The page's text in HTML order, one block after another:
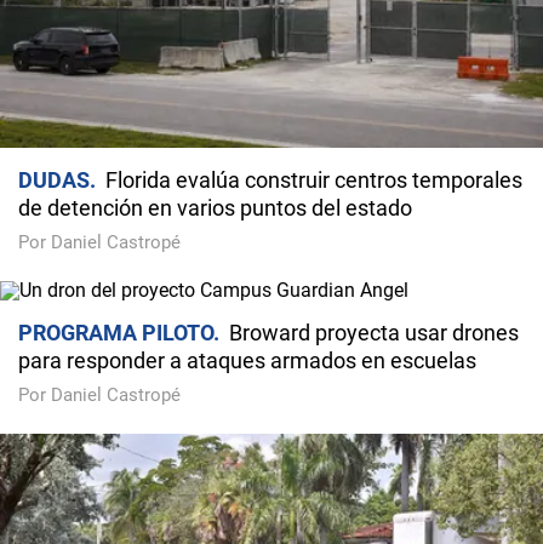
DUDAS
Florida evalúa construir centros temporales
de detención en varios puntos del estado
Por Daniel Castropé
PROGRAMA PILOTO
Broward proyecta usar drones
para responder a ataques armados en escuelas
Por Daniel Castropé